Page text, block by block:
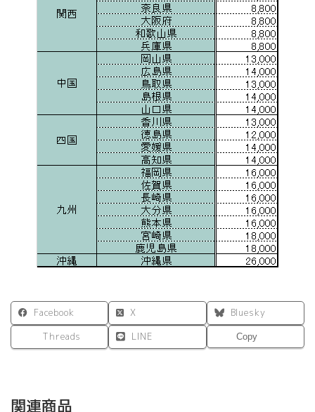
Facebook X
Bluesky
Threads
LINE Copy
関連商品